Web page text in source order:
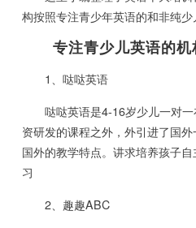
构按照专注青少年英语的和非纯少
专注青少儿英语的机
1、哒哒英语
哒哒英语是4-16岁少儿一对一
资研发的课程之外，外引进了国
国外的教学特点。讲求培养孩子
习
2、趣趣ABC